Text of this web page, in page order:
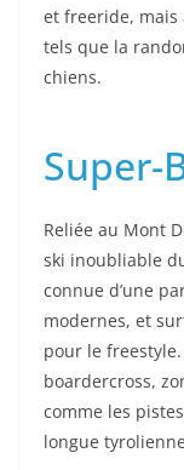
et freeride, mais
tels que la
chiens.
Super-
Reliée au Mont
ski inoubliable
connue d’une
modernes, et
pour le
boardercross,
comme les
longue